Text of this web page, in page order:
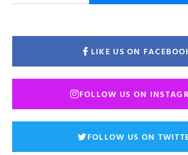
LIKE US ON
FOLLOW US ON
FOLLOW US ON